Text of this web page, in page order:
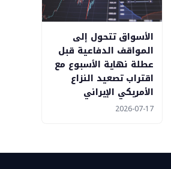
الأسواق تتحول إلى
المواقف الدفاعية قبل
عطلة نهاية الأسبوع مع
اقتراب تصعيد النزاع
الأمريكي الإيراني
2026-07-17